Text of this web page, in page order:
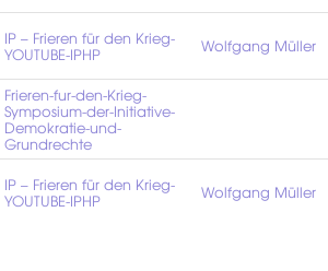
IP – Frieren für den Krieg-
YOUTUBE-IPHP Wolfgang Müller
Frieren-fur-den-Krieg-
Symposium-der-Initiative-
Demokratie-und-
Grundrechte
IP – Frieren für den Krieg-
YOUTUBE-IPHP Wolfgang Müller